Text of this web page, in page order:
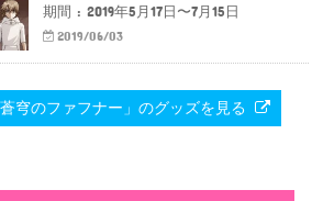
期間 : 2019年5月17日〜7月15日
2019/06/03
穹のファフナー」のグッズを見る